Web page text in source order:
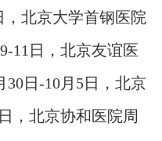
，北京大学首钢医院
诊，破解癫痫疑难
11日，北京友谊医
助，破解癫痫难
30日-10月5日，北京
亲诊+癫痫大额救
，北京协和医院周